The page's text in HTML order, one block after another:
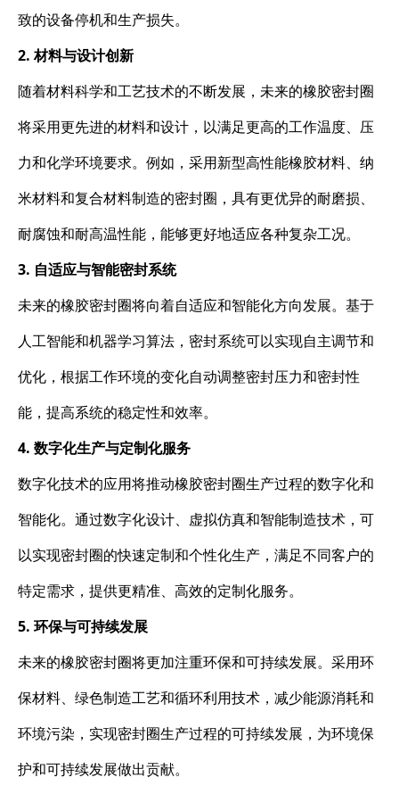
致的设备停机和生产损失。
2. 材料与设计创新
随着材料科学和工艺技术的不断发展，未来的橡胶密封圈
将采用更先进的材料和设计，以满足更高的工作温度、压
力和化学环境要求。例如，采用新型高性能橡胶材料、纳
米材料和复合材料制造的密封圈，具有更优异的耐磨损、
耐腐蚀和耐高温性能，能够更好地适应各种复杂工况。
3. 自适应与智能密封系统
未来的橡胶密封圈将向着自适应和智能化方向发展。基于
人工智能和机器学习算法，密封系统可以实现自主调节和
优化，根据工作环境的变化自动调整密封压力和密封性
能，提高系统的稳定性和效率。
4. 数字化生产与定制化服务
数字化技术的应用将推动橡胶密封圈生产过程的数字化和
智能化。通过数字化设计、虚拟仿真和智能制造技术，可
以实现密封圈的快速定制和个性化生产，满足不同客户的
特定需求，提供更精准、高效的定制化服务。
5. 环保与可持续发展
未来的橡胶密封圈将更加注重环保和可持续发展。采用环
保材料、绿色制造工艺和循环利用技术，减少能源消耗和
环境污染，实现密封圈生产过程的可持续发展，为环境保
护和可持续发展做出贡献。